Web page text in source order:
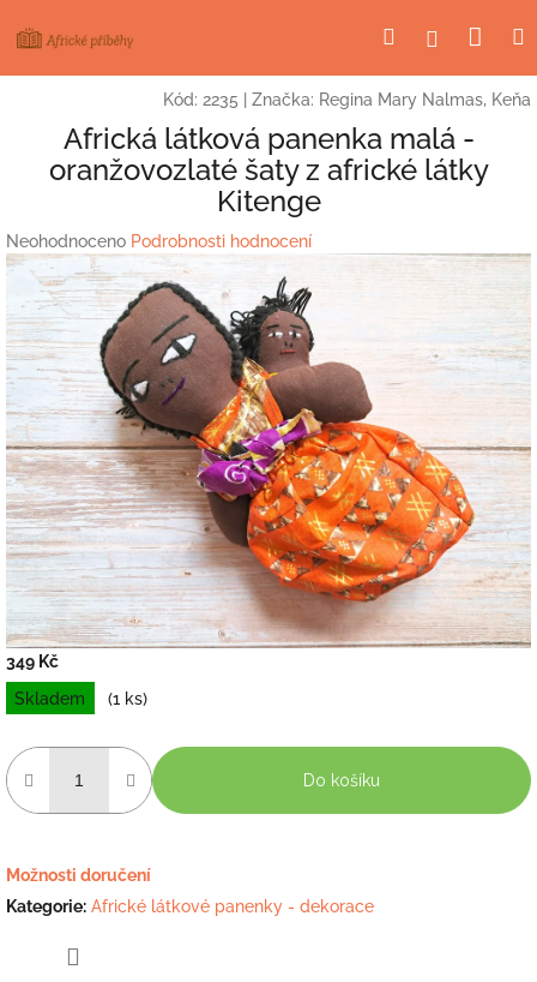
na
HledatPřihlášení
Kód: 2235 Značka: Regina Mary Nalmas, Keňa
Africká látková panenka malá -
oranžovozlaté šaty z africké látky
Kitenge
Průměrné
hodnocení
produktu
0,0
z
5
hvězdiček.
Neohodnoceno Podrobnosti hodnocení
349 Kč
Měrná
cena:
Skladem (1 ks)
Do košíku
Možnosti doručení
Kategorie: Africké látkové panenky - dekorace